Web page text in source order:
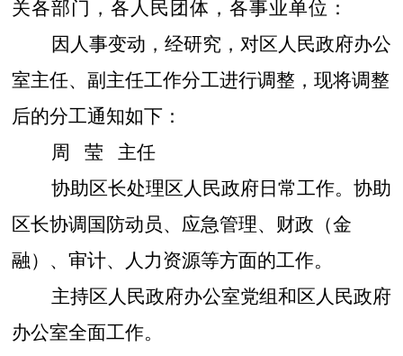
关各部门，各人民团体，各事业单位：
因人事变动 ， 经研究，对区人民政府办公
室主任、副主任工作分工进行调整，现将调整
后的分工通知如下：
周
莹
主任
协助区长处理区人民政府日常工作。协助
区长协调国防动员、应急管理、财政（金
融）、审计、人力资源等方面的工作。
主持区人民政府办公室党组和区人民政府
办公室全面工作。